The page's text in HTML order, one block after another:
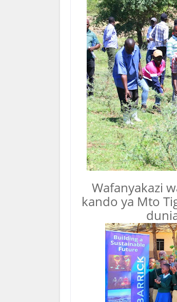
Wafanyakazi
kando ya Mto